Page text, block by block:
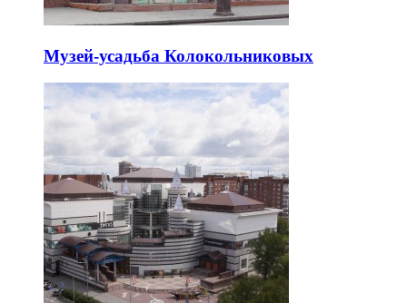
Музей-усадьба Колокольниковых